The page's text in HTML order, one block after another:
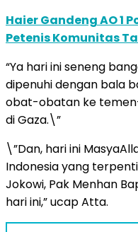
Haier Gandeng AO 1
Petenis Komunitas
“Ya hari ini seneng
dipenuhi dengan bala
obat-obatan ke
di Gaza.\”
\”Dan, hari ini
Indonesia yang
Jokowi, Pak Menhan
hari ini,” ucap Atta.